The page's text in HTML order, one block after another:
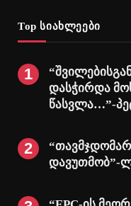
Top სიახლეები
დასჭირდა
წასვლა…”-
დავუთმობ”-